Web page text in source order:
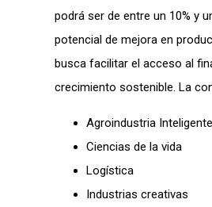
podrá ser de entre un 10% y
potencial de mejora en
busca facilitar el acceso al
crecimiento sostenible. La
Agroindustria Inteligente
Ciencias de la vida
Logística
Industrias creativas